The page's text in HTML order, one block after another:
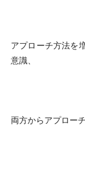
アプローチ方法を
意識、
両方からアプロー